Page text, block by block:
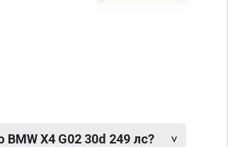
X4 G02 30d 249 лс?